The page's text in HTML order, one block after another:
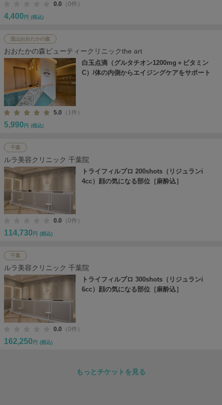
0.0 （0件）
4,400 円 (税込)
流山おおたかの森
おおたかの森ビューティークリニックthe art
白玉点滴（グルタチオン1200mg＋ビタミン
C）/体の内側からエイジングケアをサポート
5.0 （1件）
5,990 円 (税込)
千葉
ルラ美容クリニック 千葉院
トライフィルプロ 200shots（リジュランi
4cc）顔の気になる部位［麻酔込］
0.0 （0件）
114,730 円 (税込)
千葉
ルラ美容クリニック 千葉院
トライフィルプロ 300shots（リジュランi
6cc）顔の気になる部位［麻酔込］
0.0 （0件）
162,250 円 (税込)
もっとチケットを見る